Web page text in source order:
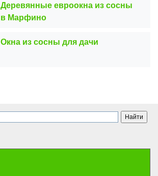
Деревянные евроокна из сосны
в Марфино
Окна из сосны для дачи